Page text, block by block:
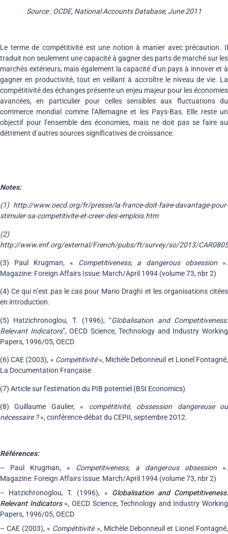
Source : OCDE, National Accounts Database, June 2011
Le terme de compétitivité est une notion à manier avec précaution. Il
traduit non seulement une capacité à gagner des parts de marché sur les
marchés extérieurs, mais également la capacité d’un pays à innover et à
gagner en productivité, tout en veillant à accroître le niveau de vie. La
compétitivité des échanges présente un enjeu majeur pour les économies
avancées, en particulier pour celles sensibles aux fluctuations du
commerce mondial comme l’Allemagne et les Pays-Bas. Elle reste un
objectif pour l’ensemble des économies, mais ne doit pas se faire au
détriment d’autres sources significatives de croissance.
Notes:
(1) http://www.oecd.org/fr/presse/la-france-doit-faire-davantage-pour-
stimuler-sa-competitivite-et-creer-des-emplois.htm
(2)
http://www.imf.org/external/French/pubs/ft/survey/so/2013/
(3) Paul Krugman, « Competitiveness, a dangerous obsession ».
Magazine: Foreign Affairs Issue: March/April 1994 (volume 73, nbr 2)
(4) Ce qui n’est pas le cas pour Mario Draghi et les organisations citées
en introduction.
(5) Hatzichronoglou, T. (1996), “Globalisation and Competitiveness:
Relevant Indicators”, OECD Science, Technology and Industry Working
Papers, 1996/05, OECD
(6) CAE (2003), « Compétitivité», Michèle Debonneuil et Lionel Fontagné,
La Documentation Française
(7) Article sur l’estimation du PIB potentiel (BSI Economics)
(8) Guillaume Gaulier, « compétitivité, obssession dangereuse ou
nécessaire ?», conférence-débat du CEPII, septembre 2012.
Références:
– Paul Krugman, « Competitiveness, a dangerous obsession ».
Magazine: Foreign Affairs Issue: March/April 1994 (volume 73, nbr 2)
– Hatzichronoglou, T. (1996), « Globalisation and Competitiveness:
Relevant Indicators », OECD Science, Technology and Industry Working
Papers, 1996/05, OECD
– CAE (2003), « Compétitivité », Michèle Debonneuil et Lionel Fontagné,